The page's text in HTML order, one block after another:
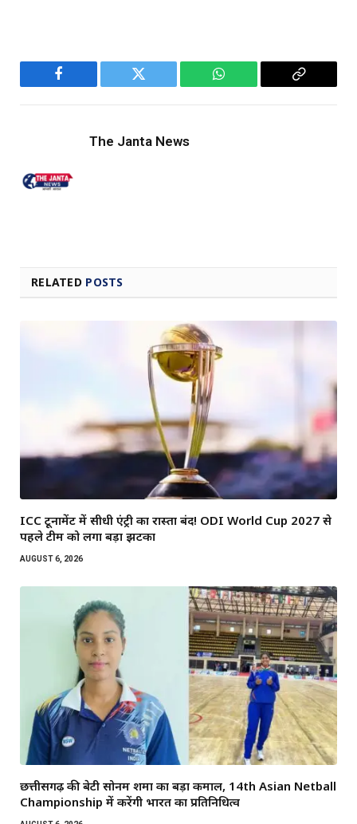
Facebook Twitter WhatsApp
Copy
The Janta News
RELATED POSTS
ICC टूर्नामेंट में सीधी एंट्री का रास्ता बंद! ODI World Cup 2027 से
पहले टीम को लगा बड़ा झटका
AUGUST 6, 2026
छत्तीसगढ़ की बेटी सोनम शर्मा का बड़ा कमाल, 14th Asian Netball
Championship में करेंगी भारत का प्रतिनिधित्व